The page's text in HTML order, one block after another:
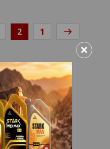
1
2
×